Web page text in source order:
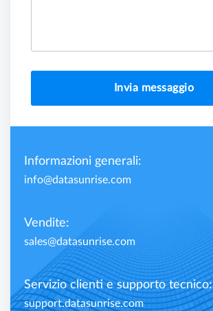
Invia messaggio
Informazioni generali:
info@datasunrise.com
Vendite:
sales@datasunrise.com
Servizio clienti e supporto tecnico:
support.datasunrise.com